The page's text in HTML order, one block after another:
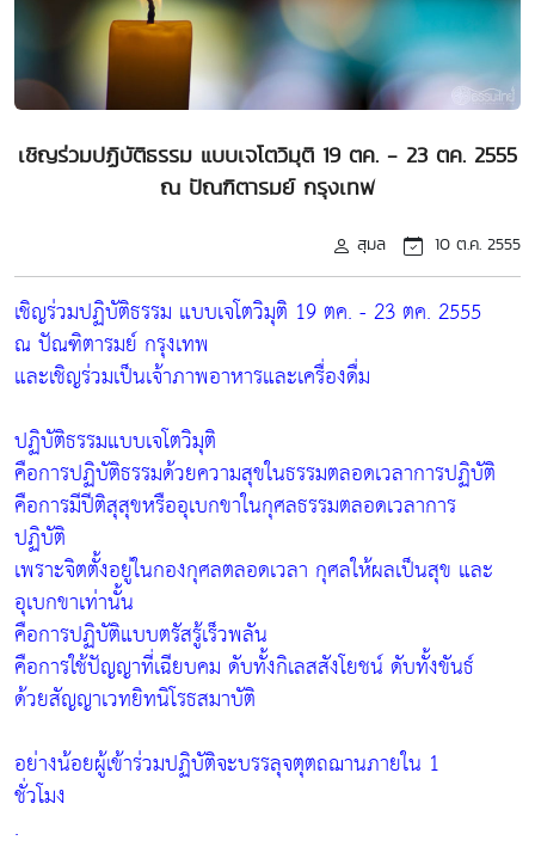
เชิญร่วมปฏิบัติธรรม แบบเจโตวิมุติ 19 ตค. - 23 ตค. 2555
ณ ปัณฑิตารมย์ กรุงเทพ
สุมล 10 ต.ค. 2555
เชิญร่วมปฏิบัติธรรม แบบเจโตวิมุติ 19 ตค. - 23 ตค. 2555
ณ ปัณฑิตารมย์ กรุงเทพ
และเชิญร่วมเป็นเจ้าภาพอาหารและเครื่องดื่ม
ปฏิบัติธรรมแบบเจโตวิมุติ
คือการปฏิบัติธรรมด้วยความสุขในธรรมตลอดเวลาการปฏิบัติ
คือการมีปีติสุสุขหรืออุเบกขาในกุศลธรรมตลอดเวลาการ
ปฏิบัติ
เพราะจิตตั้งอยู่ในกองกุศลตลอดเวลา กุศลให้ผลเป็นสุข และ
อุเบกขาเท่านั้น
คือการปฏิบัติแบบตรัสรู้เร็วพลัน
คือการใช้ปัญญาที่เฉียบคม ดับทั้งกิเลสสังโยชน์ ดับทั้งขันธ์
ด้วยสัญญาเวทยิทนิโรธสมาบัติ
อย่างน้อยผู้เข้าร่วมปฏิบัติจะบรรลุจตุตถฌานภายใน 1
ชั่วโมง
.